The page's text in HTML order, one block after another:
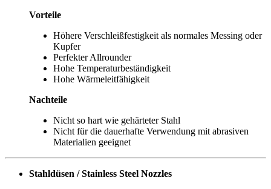
Vorteile
Höhere Verschleißfestigkeit als normales Messing oder
Kupfer
Perfekter Allrounder
Hohe Temperaturbeständigkeit
Hohe Wärmeleitfähigkeit
Nachteile
Nicht so hart wie gehärteter Stahl
Nicht für die dauerhafte Verwendung mit abrasiven
Materialien geeignet
Stahldüsen / Stainless Steel Nozzles